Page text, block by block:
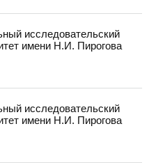
исследовательский
имени Н.И. Пирогова
исследовательский
имени Н.И. Пирогова